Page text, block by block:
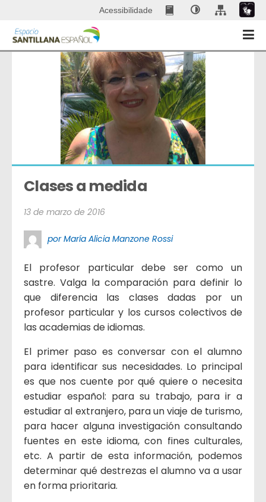
Acessibilidade
Clases a medida
13 de marzo de 2016
por María Alicia Manzone Rossi
El profesor particular debe ser como un
sastre. Valga la comparación para definir lo
que diferencia las clases dadas por un
profesor particular y los cursos colectivos de
las academias de idiomas.
El primer paso es conversar con el alumno
para identificar sus necesidades. Lo principal
es que nos cuente por qué quiere o necesita
estudiar español: para su trabajo, para ir a
estudiar al extranjero, para un viaje de turismo,
para hacer alguna investigación consultando
fuentes en este idioma, con fines culturales,
etc. A partir de esta información, podemos
determinar qué destrezas el alumno va a usar
en forma prioritaria.